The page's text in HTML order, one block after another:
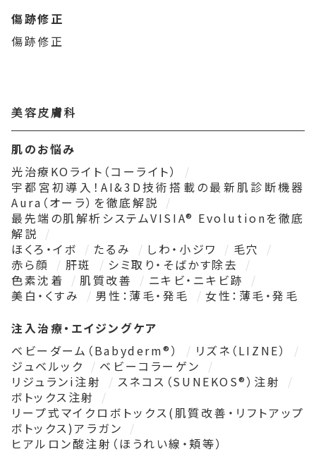
傷跡修正
傷跡修正
美容皮膚科
肌のお悩み
光治療KOライト（コーライト）
宇都宮初導入！AI&3D技術搭載の最新肌診断機器
Aura（オーラ）を徹底解説
最先端の肌解析システムVISIA® Evolutionを徹底
解説
ほくろ・イボ
たるみ しわ・小ジワ
毛穴
赤ら顔
肝斑
シミ取り・そばかす除去
色素沈着
肌質改善
ニキビ・ニキビ跡
美白・くすみ
男性：薄毛・発毛
女性：薄毛・発毛
注入治療・エイジングケア
ベビーダーム（Babyderm®）
リズネ（LIZNE）
ジュベルック
ベビーコラーゲン
リジュランi注射
スネコス（SUNEKOS®）注射
ボトックス注射
リープ式マイクロボトックス(肌質改善・リフトアップ
ボトックス)アラガン
ヒアルロン酸注射（ほうれい線・頬等）